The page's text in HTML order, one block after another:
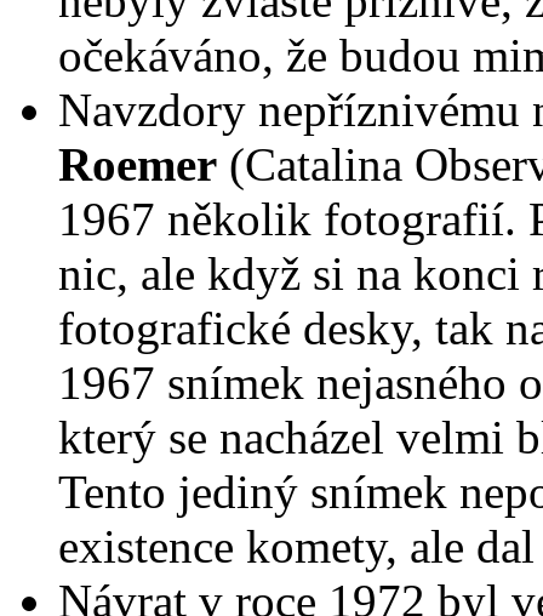
očekáváno, že budou
Navzdory nepříznivému
Roemer (Catalina
1967 několik fotografií.
nic, ale když si na konci
fotografické desky, tak
1967 snímek nejasného
který se nacházel velmi
Tento jediný snímek
existence komety, ale
Návrat v roce 1972 byl